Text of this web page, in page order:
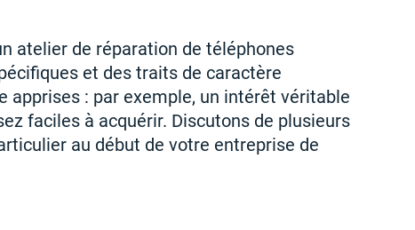
atelier de réparation de téléphones
et des traits de caractère
apprises : par exemple, un intérêt véritable
faciles à acquérir. Discutons de plusieurs
au début de votre entreprise de